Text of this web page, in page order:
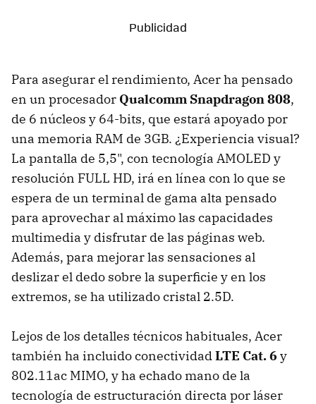
Para asegurar el rendimiento, Acer ha pensado
en un procesador Qualcomm Snapdragon 808,
de 6 núcleos y 64-bits, que estará apoyado por
una memoria RAM de 3GB. ¿Experiencia visual?
La pantalla de 5,5", con tecnología AMOLED y
resolución FULL HD, irá en línea con lo que se
espera de un terminal de gama alta pensado
para aprovechar al máximo las capacidades
multimedia y disfrutar de las páginas web.
Además, para mejorar las sensaciones al
deslizar el dedo sobre la superficie y en los
extremos, se ha utilizado cristal 2.5D.
Lejos de los detalles técnicos habituales, Acer
también ha incluido conectividadLTE Cat. 6 y
802.11ac MIMO, y ha echado mano de la
tecnología de estructuración directa por láser